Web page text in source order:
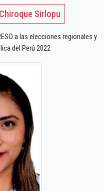
Sirlopu
a las elecciones regionales y
del Perú 2022